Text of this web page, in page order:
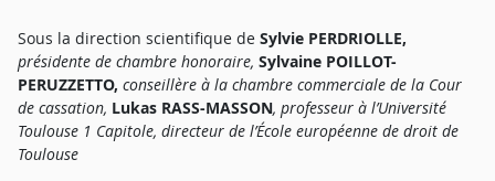
juge par différentes approches et sous différents aspects. Le
choix de la fragmentation, délivrée des réponses de système,
devrait permettre de faire émerger une pensée renouvelée.
La réflexion, associant des magistrats et des universitaires,
par le prisme de l’analyse comparative de la pensée, du
concept, des pratiques et des solutions retenues dans les
Sous la direction scientiﬁque de Sylvie PERDRIOLLE,
présidente de chambre honoraire, Sylvaine POILLOT-
PERUZZETTO, conseillère à la chambre commerciale de la Cour
de cassation, Lukas RASS-MASSON, professeur à l’Université
Toulouse 1 Capitole, directeur de l’École européenne de droit de
Toulouse